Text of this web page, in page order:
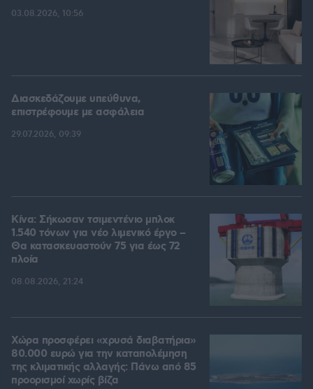
03.08.2026, 10:56
Διασκεδάζουμε υπεύθυνα,
επιστρέφουμε με ασφάλεια
29.07.2026, 09:39
Κίνα: Σήκωσαν τσιμεντένιο μπλοκ
1.540 τόνων για νέο λιμενικό έργο –
Θα κατασκευαστούν 75 για έως 72
πλοία
08.08.2026, 21:24
Χώρα προσφέρει «χρυσά διαβατήρια»
80.000 ευρώ για την καταπολέμηση
της κλιματικής αλλαγής: Πάνω από 85
προορισμοί χωρίς βίζα